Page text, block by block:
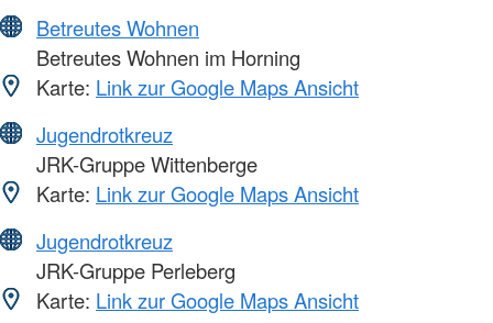
Betreutes Wohnen
Betreutes Wohnen im Horning
Karte: Link zur Google Maps Ansicht
Jugendrotkreuz
JRK-Gruppe Wittenberge
Karte: Link zur Google Maps Ansicht
Jugendrotkreuz
JRK-Gruppe Perleberg
Karte: Link zur Google Maps Ansicht